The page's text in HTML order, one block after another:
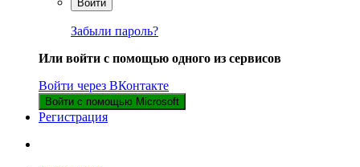
Войти
Забыли пароль?
Или войти с помощью одного из сервисов
Войти через ВКонтакте
Войти с помощью Microsoft
Регистрация